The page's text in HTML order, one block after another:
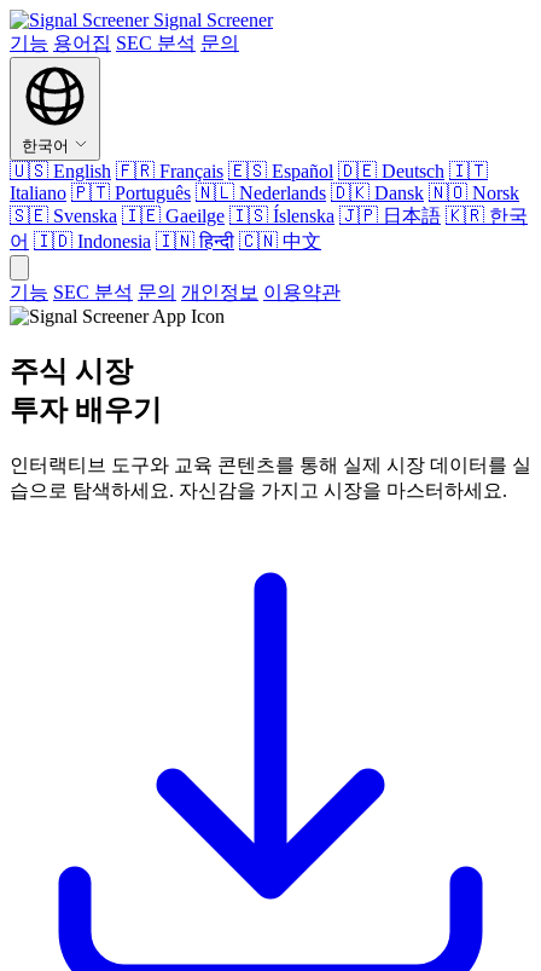
Signal Screener
기능 용어집 SEC 분석 문의
한국어
🇺🇸 English 🇫🇷 Français 🇪🇸 Español 🇩🇪 Deutsch 🇮🇹
Italiano 🇵🇹 Português 🇳🇱 Nederlands 🇩🇰 Dansk 🇳🇴 Norsk
🇸🇪 Svenska 🇮🇪 Gaeilge 🇮🇸 Íslenska 🇯🇵 日本語 🇰🇷 한국
어 🇮🇩 Indonesia 🇮🇳हिन्दी 🇨🇳 中文
기능 SEC 분석 문의 개인정보 이용약관
주식 시장
투자 배우기
인터랙티브 도구와 교육 콘텐츠를 통해 실제 시장 데이터를 실
습으로 탐색하세요. 자신감을 가지고 시장을 마스터하세요.